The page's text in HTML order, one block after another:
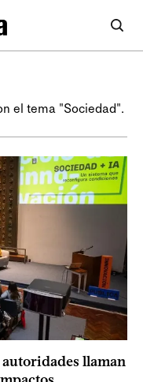
el tema "Sociedad".
llaman